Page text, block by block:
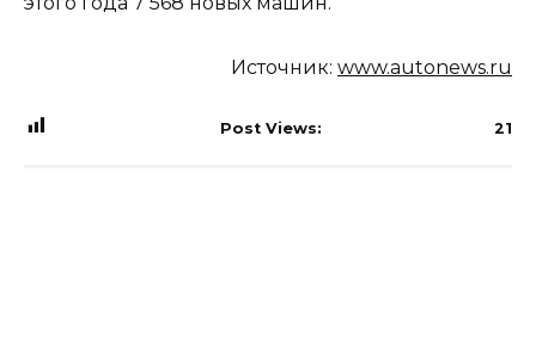
Источник: www.autonews.ru
Post Views: 21